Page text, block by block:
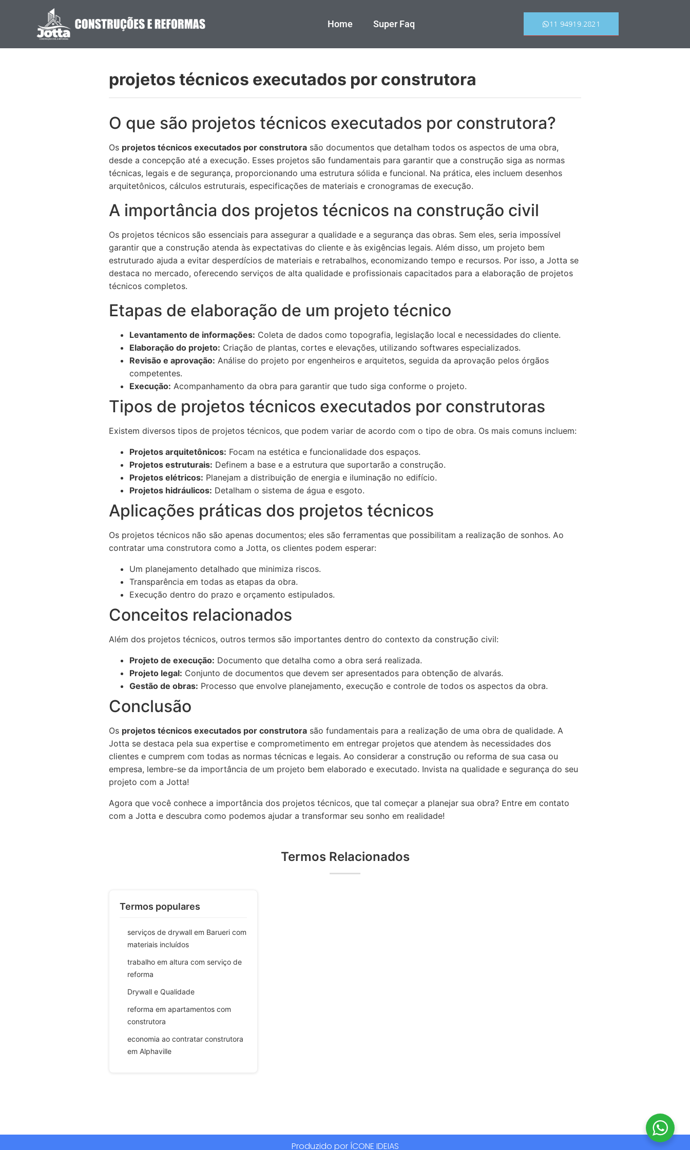
Home Super Faq 11 94919.2821
projetos técnicos executados por construtora
O que são projetos técnicos executados por construtora?
Os projetos técnicos executados por construtora são documentos que detalham todos os aspectos de uma obra,
desde a concepção até a execução. Esses projetos são fundamentais para garantir que a construção siga as normas
técnicas, legais e de segurança, proporcionando uma estrutura sólida e funcional. Na prática, eles incluem desenhos
arquitetônicos, cálculos estruturais, especificações de materiais e cronogramas de execução.
A importância dos projetos técnicos na construção civil
Os projetos técnicos são essenciais para assegurar a qualidade e a segurança das obras. Sem eles, seria impossível
garantir que a construção atenda às expectativas do cliente e às exigências legais. Além disso, um projeto bem
estruturado ajuda a evitar desperdícios de materiais e retrabalhos, economizando tempo e recursos. Por isso, a Jotta se
destaca no mercado, oferecendo serviços de alta qualidade e profissionais capacitados para a elaboração de projetos
técnicos completos.
Etapas de elaboração de um projeto técnico
Levantamento de informações: Coleta de dados como topografia, legislação local e necessidades do cliente.
Elaboração do projeto: Criação de plantas, cortes e elevações, utilizando softwares especializados.
Revisão e aprovação: Análise do projeto por engenheiros e arquitetos, seguida da aprovação pelos órgãos
competentes.
Execução: Acompanhamento da obra para garantir que tudo siga conforme o projeto.
Tipos de projetos técnicos executados por construtoras
Existem diversos tipos de projetos técnicos, que podem variar de acordo com o tipo de obra. Os mais comuns incluem:
Projetos arquitetônicos: Focam na estética e funcionalidade dos espaços.
Projetos estruturais: Definem a base e a estrutura que suportarão a construção.
Projetos elétricos: Planejam a distribuição de energia e iluminação no edifício.
Projetos hidráulicos: Detalham o sistema de água e esgoto.
Aplicações práticas dos projetos técnicos
Os projetos técnicos não são apenas documentos; eles são ferramentas que possibilitam a realização de sonhos. Ao
contratar uma construtora como a Jotta, os clientes podem esperar:
Um planejamento detalhado que minimiza riscos.
Transparência em todas as etapas da obra.
Execução dentro do prazo e orçamento estipulados.
Conceitos relacionados
Além dos projetos técnicos, outros termos são importantes dentro do contexto da construção civil:
Projeto de execução: Documento que detalha como a obra será realizada.
Projeto legal: Conjunto de documentos que devem ser apresentados para obtenção de alvarás.
Gestão de obras: Processo que envolve planejamento, execução e controle de todos os aspectos da obra.
Conclusão
Os projetos técnicos executados por construtora são fundamentais para a realização de uma obra de qualidade. A
Jotta se destaca pela sua expertise e comprometimento em entregar projetos que atendem às necessidades dos
clientes e cumprem com todas as normas técnicas e legais. Ao considerar a construção ou reforma de sua casa ou
empresa, lembre-se da importância de um projeto bem elaborado e executado. Invista na qualidade e segurança do seu
projeto com a Jotta!
Agora que você conhece a importância dos projetos técnicos, que tal começar a planejar sua obra? Entre em contato
com a Jotta e descubra como podemos ajudar a transformar seu sonho em realidade!
Termos Relacionados
Termos populares
serviços de drywall em Barueri com
materiais incluídos
trabalho em altura com serviço de
reforma
Drywall e Qualidade
reforma em apartamentos com
construtora
economia ao contratar construtora
em Alphaville
Produzido por ÍCONE IDEIAS